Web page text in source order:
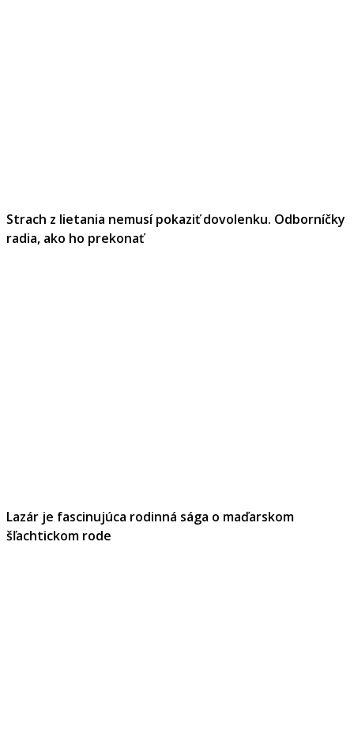
Strach z lietania nemusí pokaziť dovolenku. Odborníčky
radia, ako ho prekonať
Lazár je fascinujúca rodinná sága o maďarskom
šľachtickom rode